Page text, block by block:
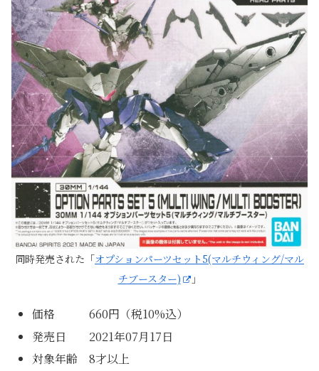
同時発売された「オプションパーツセット5(マルチウィング/マル
チブースター)
」
価格 660円（税10%込）
発売日 2021年07月17日
対象年齢 8才以上